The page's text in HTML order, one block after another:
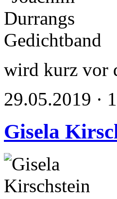
wird kurz vor
29.05.2019 ·
Gisela